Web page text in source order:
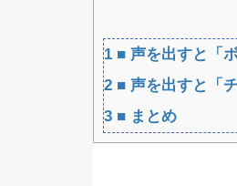
1 ■ 声を出すと「
2 ■ 声を出すと「
3 ■ まとめ